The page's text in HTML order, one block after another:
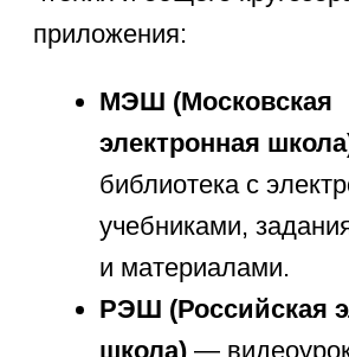
использование телефона.
Как мотивировать ребенка
использовать обучающие
школьников действительно
приносили пользу, важно
поддерживать интерес. Подростки